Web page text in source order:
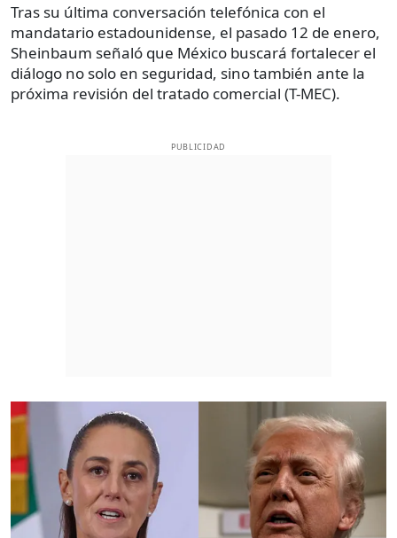
Tras su última conversación telefónica con el
mandatario estadounidense, el pasado 12 de enero,
Sheinbaum señaló que México buscará fortalecer el
diálogo no solo en seguridad, sino también ante la
próxima revisión del tratado comercial (T-MEC).
PUBLICIDAD